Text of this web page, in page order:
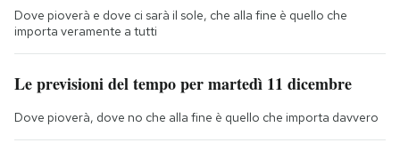
Dove pioverà e dove ci sarà il sole, che alla fine è quello che
importa veramente a tutti
Le previsioni del tempo per martedì 11 dicembre
Dove pioverà, dove no che alla fine è quello che importa davvero